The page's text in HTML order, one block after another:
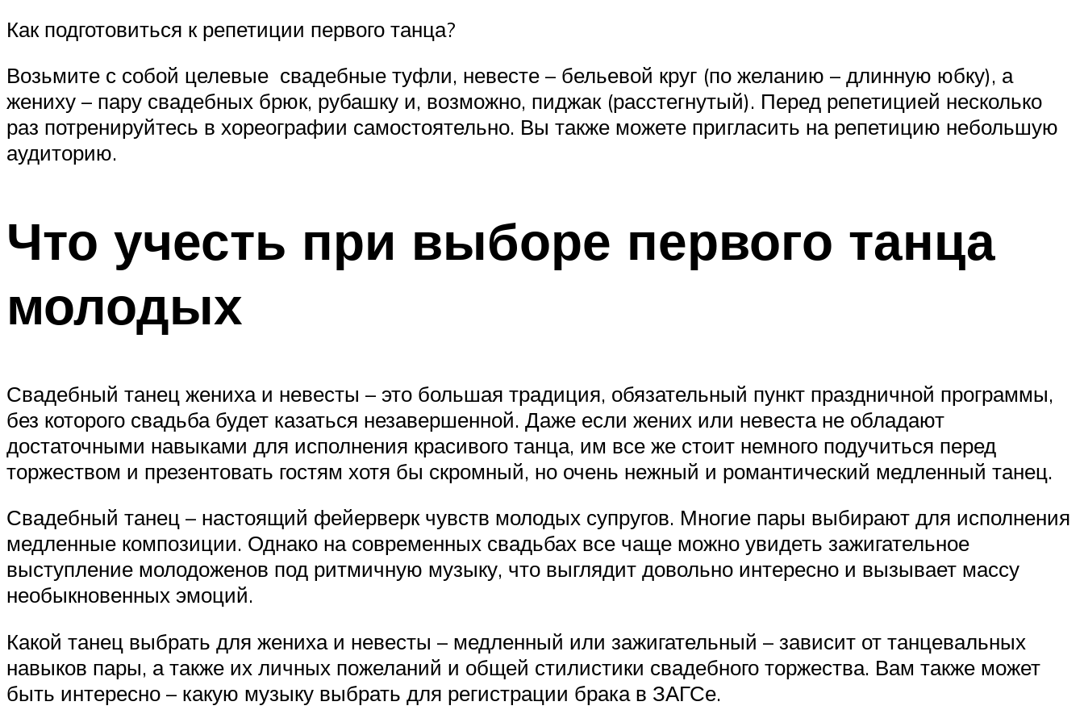
Как подготовиться к репетиции первого танца?
Возьмите с собой целевые свадебные туфли, невесте – бельевой круг (по желанию – длинную юбку), а
жениху – пару свадебных брюк, рубашку и, возможно, пиджак (расстегнутый). Перед репетицией несколько
раз потренируйтесь в хореографии самостоятельно. Вы также можете пригласить на репетицию небольшую
аудиторию.
Что учесть при выборе первого танца
молодых
Свадебный танец жениха и невесты – это большая традиция, обязательный пункт праздничной программы,
без которого свадьба будет казаться незавершенной. Даже если жених или невеста не обладают
достаточными навыками для исполнения красивого танца, им все же стоит немного подучиться перед
торжеством и презентовать гостям хотя бы скромный, но очень нежный и романтический медленный танец.
Свадебный танец – настоящий фейерверк чувств молодых супругов. Многие пары выбирают для исполнения
медленные композиции. Однако на современных свадьбах все чаще можно увидеть зажигательное
выступление молодоженов под ритмичную музыку, что выглядит довольно интересно и вызывает массу
необыкновенных эмоций.
Какой танец выбрать для жениха и невесты – медленный или зажигательный – зависит от танцевальных
навыков пары, а также их личных пожеланий и общей стилистики свадебного торжества. Вам также может
быть интересно – какую музыку выбрать для регистрации брака в ЗАГСе.